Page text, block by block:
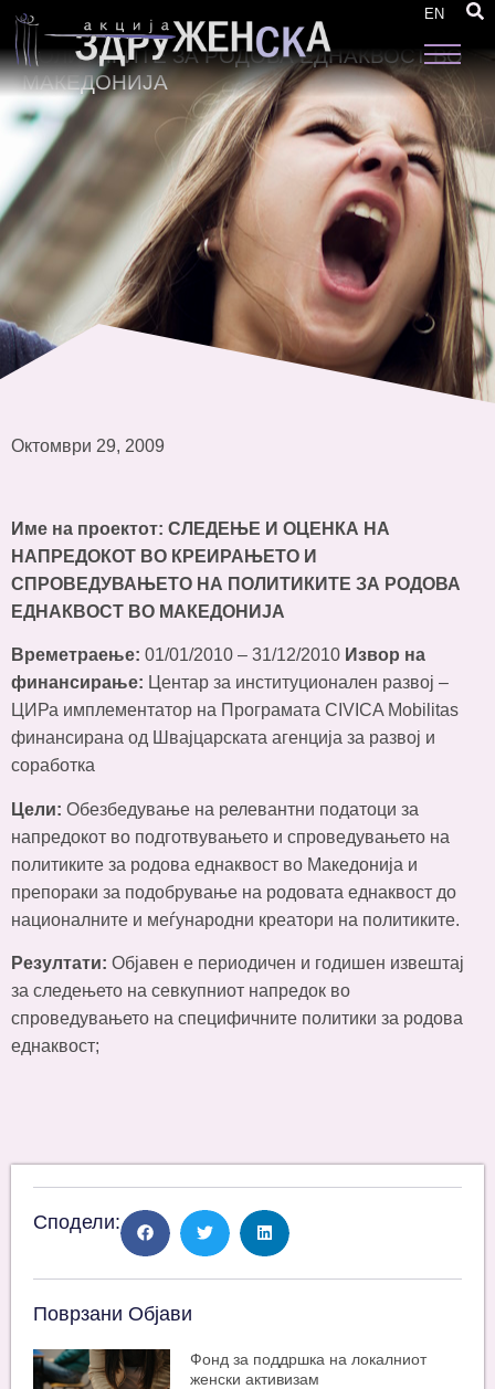
EN
КРЕИРАЊЕТО И СПРОВЕДУВАЊЕТО НА
ПОЛИТИКИТЕ ЗА РОДОВА ЕДНАКВОСТ ВО
МАКЕДОНИЈА
Октомври 29, 2009
Име на проектот: СЛЕДЕЊЕ И ОЦЕНКА НА
НАПРЕДОКОТ ВО КРЕИРАЊЕТО И
СПРОВЕДУВАЊЕТО НА ПОЛИТИКИТЕ ЗА РОДОВА
ЕДНАКВОСТ ВО МАКЕДОНИЈА
Времетраење: 01/01/2010 – 31/12/2010 Извор на
финансирање: Центар за институционален развој –
ЦИРа имплементатор на Програмата CIVICA Mobilitas
финансирана од Швајцарската агенција за развој и
соработка
Цели: Обезбедување на релевантни податоци за
напредокот во подготвувањето и спроведувањето на
политиките за родова еднаквост во Македонија и
препораки за подобрување на родовата еднаквост до
националните и меѓународни креатори на политиките.
Резултати: Објавен е периодичен и годишен извештај
за следењето на севкупниот напредок во
спроведувањето на специфичните политики за родова
еднаквост;
Сподели:
Поврзани Објави
Фонд за поддршка на локалниот
женски активизам